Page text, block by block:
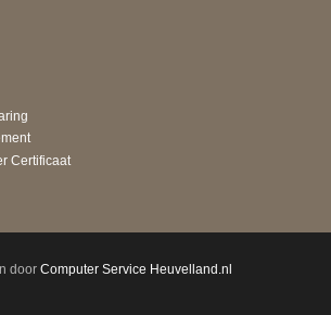
Certificaat
doorComputer Service Heuvelland.nl